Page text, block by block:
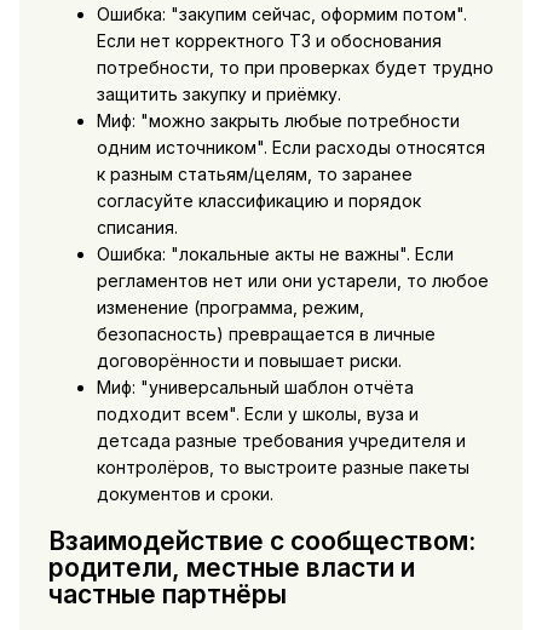
Ошибка: "закупим сейчас, оформим потом".
Если нет корректного ТЗ и обоснования
потребности, то при проверках будет трудно
защитить закупку и приёмку.
Миф: "можно закрыть любые потребности
одним источником". Если расходы относятся
к разным статьям/целям, то заранее
согласуйте классификацию и порядок
списания.
Ошибка: "локальные акты не важны". Если
регламентов нет или они устарели, то любое
изменение (программа, режим,
безопасность) превращается в личные
договорённости и повышает риски.
Миф: "универсальный шаблон отчёта
подходит всем". Если у школы, вуза и
детсада разные требования учредителя и
контролёров, то выстроите разные пакеты
документов и сроки.
Взаимодействие с сообществом:
родители, местные власти и
частные партнёры